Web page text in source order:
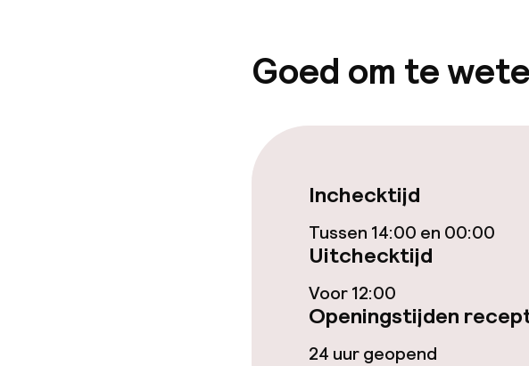
Roomservice
Faciliteiten en diensten
Speeltuin
Schoonmaakvoorzieningen
Wasservice
Goed om te
Inchecktijd
Tussen 14:00 en 00:00
Uitchecktijd
Voor 12:00
Openingstijden
24 uur geopend